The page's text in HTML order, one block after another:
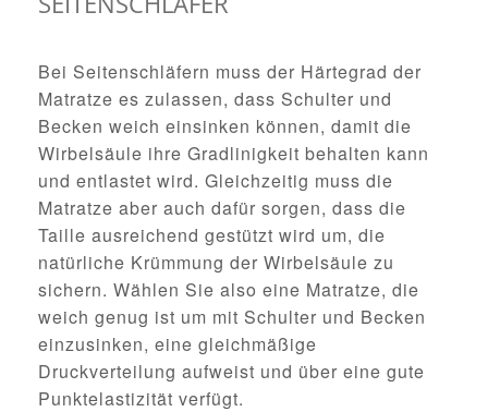
Bei Seitenschläfern muss der Härtegrad der
Matratze es zulassen, dass Schulter und
Becken weich einsinken können, damit die
Wirbelsäule ihre Gradlinigkeit behalten kann
und entlastet wird. Gleichzeitig muss die
Matratze aber auch dafür sorgen, dass die
Taille ausreichend gestützt wird um, die
natürliche Krümmung der Wirbelsäule zu
sichern. Wählen Sie also eine Matratze, die
weich genug ist um mit Schulter und Becken
einzusinken, eine gleichmäßige
Druckverteilung aufweist und über eine gute
Punktelastizität verfügt.